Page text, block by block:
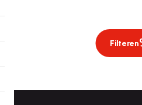
Filteren